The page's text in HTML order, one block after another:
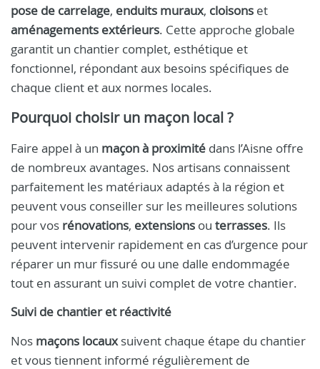
pose de carrelage, enduits muraux, cloisons et
aménagements extérieurs. Cette approche globale
garantit un chantier complet, esthétique et
fonctionnel, répondant aux besoins spécifiques de
chaque client et aux normes locales.
Pourquoi choisir un maçon local ?
Faire appel à un maçon à proximité dans l’Aisne offre
de nombreux avantages. Nos artisans connaissent
parfaitement les matériaux adaptés à la région et
peuvent vous conseiller sur les meilleures solutions
pour vos rénovations, extensions ou terrasses. Ils
peuvent intervenir rapidement en cas d’urgence pour
réparer un mur fissuré ou une dalle endommagée
tout en assurant un suivi complet de votre chantier.
Suivi de chantier et réactivité
Nos maçons locauxsuivent chaque étape du chantier
et vous tiennent informé régulièrement de